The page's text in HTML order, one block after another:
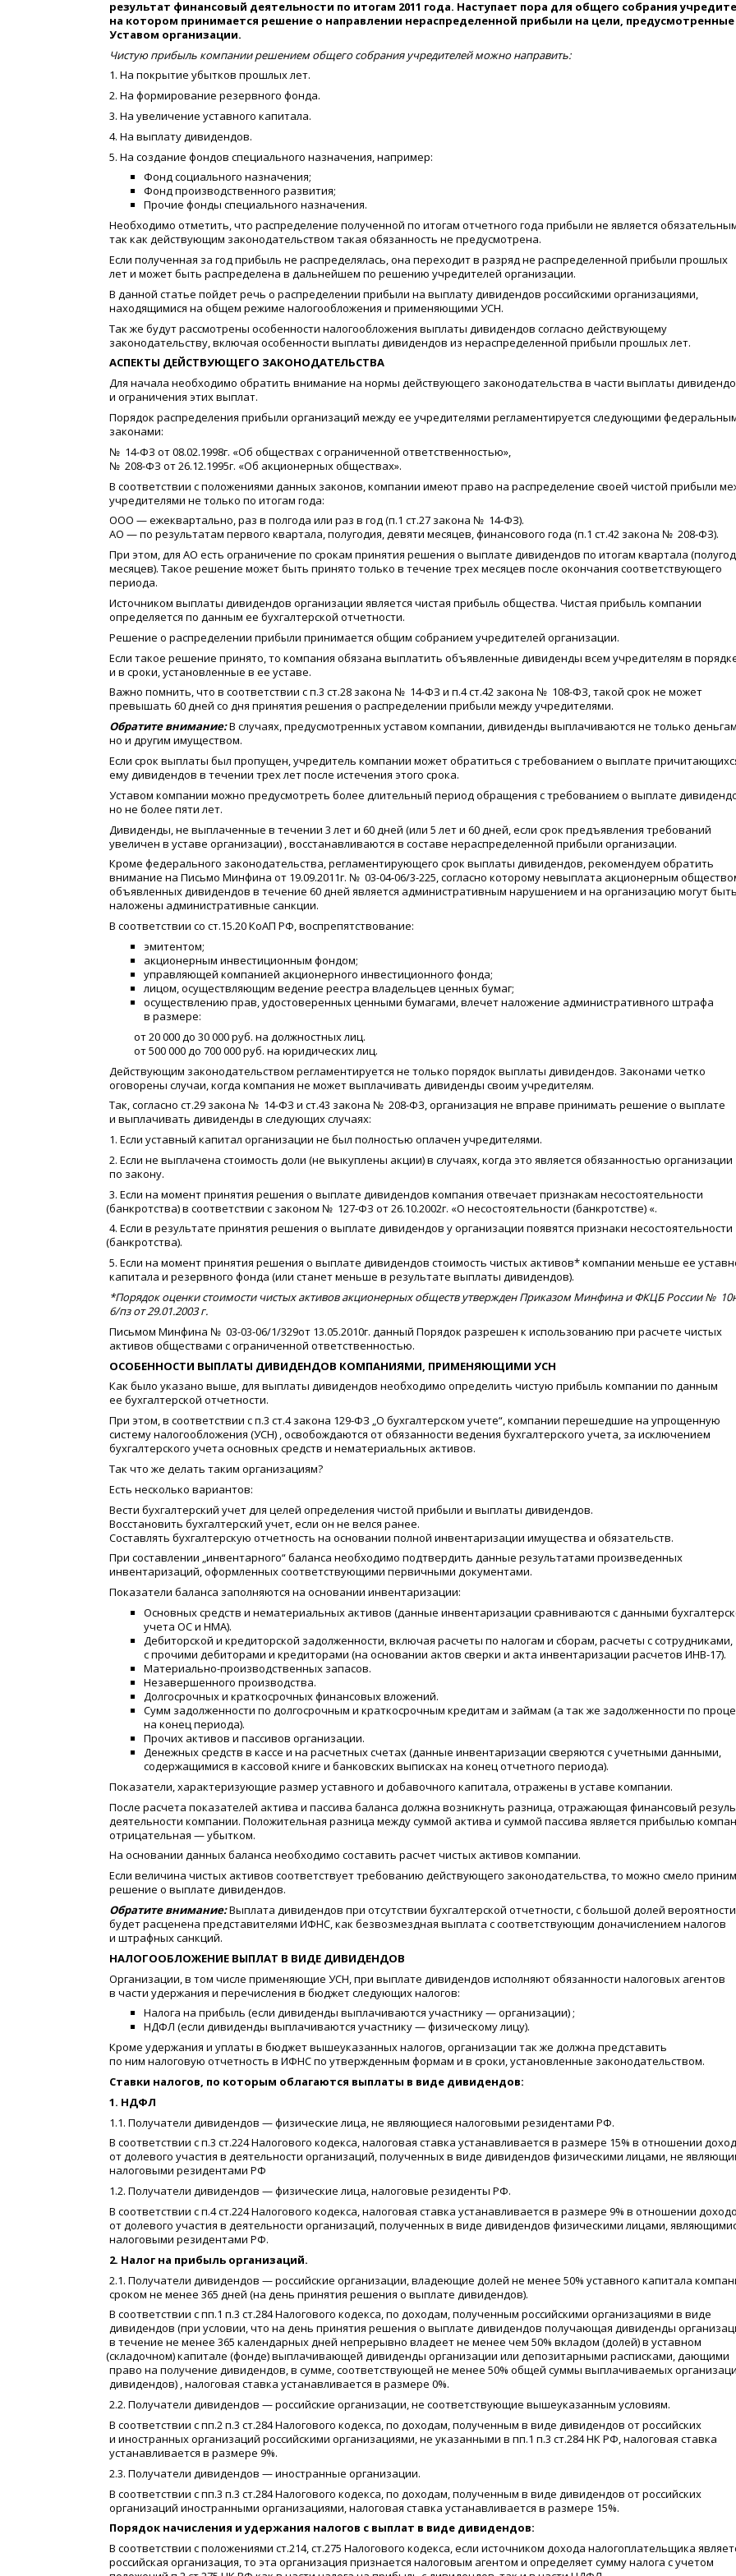
результат финансовый деятельности по итогам 2011 года. Наступает пора для общего собрания
на котором принимается решение о направлении нераспределенной прибыли на цели, предусмотренные
Уставом организации.
Чистую прибыль компании решением общего собрания учредителей можно направить:
1. На покрытие убытков прошлых лет.
2. На формирование резервного фонда.
3. На увеличение уставного капитала.
4. На выплату дивидендов.
5. На создание фондов специального назначения, например:
Фонд социального назначения;
Фонд производственного развития;
Прочие фонды специального назначения.
Необходимо отметить, что распределение полученной по итогам отчетного года прибыли не является
так как действующим законодательством такая обязанность не предусмотрена.
Если полученная за год прибыль не распределялась, она переходит в разряд не распределенной прибыли прошлых
лет и может быть распределена в дальнейшем по решению учредителей организации.
В данной статье пойдет речь о распределении прибыли на выплату дивидендов российскими организациями,
находящимися на общем режиме налогообложения и применяющими УСН.
Так же будут рассмотрены особенности налогообложения выплаты дивидендов согласно действующему
законодательству, включая особенности выплаты дивидендов из нераспределенной прибыли прошлых лет.
АСПЕКТЫ ДЕЙСТВУЮЩЕГО ЗАКОНОДАТЕЛЬСТВА
Для начала необходимо обратить внимание на нормы действующего законодательства в части выплаты
и ограничения этих выплат.
Порядок распределения прибыли организаций между ее учредителями регламентируется следующими
законами:
№ 14-ФЗ от 08.02.1998г. «Об обществах с ограниченной ответственностью»,
№ 208-ФЗ от 26.12.1995г. «Об акционерных обществах».
В соответствии с положениями данных законов, компании имеют право на распределение своей чистой прибыли
учредителями не только по итогам года:
ООО — ежеквартально, раз в полгода или раз в год(п.1 ст.27 закона № 14-ФЗ).
АО — по результатам первого квартала, полугодия, девяти месяцев, финансового года (п.1 ст.42 закона № 208-ФЗ).
При этом, для АО есть ограничение по срокам принятия решения о выплате дивидендов по итогам квартала (
месяцев). Такое решение может быть принято только в течение трех месяцев после окончания соответствующего
периода.
Источником выплаты дивидендов организации является чистая прибыль общества. Чистая прибыль компании
определяется по данным ее бухгалтерской отчетности.
Решение о распределении прибыли принимается общим собранием учредителей организации.
Если такое решение принято, то компания обязана выплатить объявленные дивиденды всем учредителям в
и в сроки, установленные в ее уставе.
Важно помнить, что в соответствии с п.3 ст.28 закона № 14-ФЗ и п.4 ст.42 закона № 108-ФЗ, такой срок не может
превышать 60 дней со дня принятия решения о распределении прибыли между учредителями.
Обратите внимание:В случаях, предусмотренных уставом компании, дивиденды выплачиваются не только
но и другим имуществом.
Если срок выплаты был пропущен, учредитель компании может обратиться с требованием о выплате
ему дивидендов в течении трех лет после истечения этого срока.
Уставом компании можно предусмотреть более длительный период обращения с требованием о выплате
но не более пяти лет.
Дивиденды, не выплаченные в течении 3 лет и 60 дней (или 5 лет и 60 дней, если срок предъявления требований
увеличен в уставе организации) , восстанавливаются в составе нераспределенной прибыли организации.
Кроме федерального законодательства, регламентирующего срок выплаты дивидендов, рекомендуем обратить
внимание на Письмо Минфина от 19.09.2011г. № 03-04-06/3-225, согласно которому невыплата акционерным
объявленных дивидендов в течение 60 дней является административным нарушением и на организацию могут быть
наложены административные санкции.
В соответствии со ст.15.20 КоАП РФ, воспрепятствование:
эмитентом;
акционерным инвестиционным фондом;
управляющей компанией акционерного инвестиционного фонда;
лицом, осуществляющим ведение реестра владельцев ценных бумаг;
осуществлению прав, удостоверенных ценными бумагами, влечет наложение административного штрафа
в размере:
от 20 000 до 30 000 руб. на должностных лиц.
от 500 000 до 700 000 руб. на юридических лиц.
Действующим законодательством регламентируется не только порядок выплаты дивидендов. Законами четко
оговорены случаи, когда компания не может выплачивать дивиденды своим учредителям.
Так, согласно ст.29 закона № 14-ФЗ и ст.43 закона № 208-ФЗ, организация не вправе принимать решение о выплате
и выплачивать дивиденды в следующих случаях:
1. Если уставный капитал организации не был полностью оплачен учредителями.
2. Если не выплачена стоимость доли (не выкуплены акции) в случаях, когда это является обязанностью организации
по закону.
3. Если на момент принятия решения о выплате дивидендов компания отвечает признакам несостоятельности
(банкротства) в соответствии с законом № 127-ФЗ от 26.10.2002г. «О несостоятельности (банкротстве) «.
4. Если в результате принятия решения о выплате дивидендов у организации появятся признаки несостоятельности
(банкротства).
5. Если на момент принятия решения о выплате дивидендов стоимость чистых активов* компании меньше ее
капитала и резервного фонда (или станет меньше в результате выплаты дивидендов).
*Порядок оценки стоимости чистых активов акционерных обществ утвержден Приказом Минфина и ФКЦБ России №
6/пз от 29.01.2003 г.
Письмом Минфина № 03-03-06/1/329от 13.05.2010г. данный Порядок разрешен к использованию при расчете чистых
активов обществами с ограниченной ответственностью.
ОСОБЕННОСТИ ВЫПЛАТЫ ДИВИДЕНДОВ КОМПАНИЯМИ, ПРИМЕНЯЮЩИМИ УСН
Как было указано выше, для выплаты дивидендов необходимо определить чистую прибыль компании по данным
ее бухгалтерской отчетности.
При этом, в соответствии с п.3 ст.4 закона 129-ФЗ „О бухгалтерском учете“, компании перешедшие на упрощенную
систему налогообложения (УСН) , освобождаются от обязанности ведения бухгалтерского учета, за исключением
бухгалтерского учета основных средств и нематериальных активов.
Так что же делать таким организациям?
Есть несколько вариантов:
Вести бухгалтерский учет для целей определения чистой прибыли и выплаты дивидендов.
Восстановить бухгалтерский учет, если он не велся ранее.
Составлять бухгалтерскую отчетность на основании полной инвентаризации имущества и обязательств.
При составлении „инвентарного“ баланса необходимо подтвердить данные результатами произведенных
инвентаризаций, оформленных соответствующими первичными документами.
Показатели баланса заполняются на основании инвентаризации:
Основных средств и нематериальных активов (данные инвентаризации сравниваются с данными
учета ОС и НМА).
Дебиторской и кредиторской задолженности, включая расчеты по налогам и сборам, расчеты с сотрудниками,
с прочими дебиторами и кредиторами (на основании актов сверки и акта инвентаризации расчетов ИНВ-17).
Материально-производственных запасов.
Незавершенного производства.
Долгосрочных и краткосрочных финансовых вложений.
Сумм задолженности по долгосрочным и краткосрочным кредитам и займам (а так же задолженности по
на конец периода).
Прочих активов и пассивов организации.
Денежных средств в кассе и на расчетных счетах(данные инвентаризации сверяются с учетными данными,
содержащимися в кассовой книге и банковских выписках на конец отчетного периода).
Показатели, характеризующие размер уставного и добавочного капитала, отражены в уставе компании.
После расчета показателей актива и пассива баланса должна возникнуть разница, отражающая финансовый
деятельности компании. Положительная разница между суммой актива и суммой пассива является прибылью
отрицательная — убытком.
На основании данных баланса необходимо составить расчет чистых активов компании.
Если величина чистых активов соответствует требованию действующего законодательства, то можно смело
решение о выплате дивидендов.
Обратите внимание:Выплата дивидендов при отсутствии бухгалтерской отчетности, с большой долей вероятности
будет расценена представителями ИФНС, как безвозмездная выплата с соответствующим доначислением налогов
и штрафных санкций.
НАЛОГООБЛОЖЕНИЕ ВЫПЛАТ В ВИДЕ ДИВИДЕНДОВ
Организации, в том числе применяющие УСН, при выплате дивидендов исполняют обязанности налоговых агентов
в части удержания и перечисления в бюджет следующих налогов:
Налога на прибыль (если дивиденды выплачиваются участнику — организации) ;
НДФЛ (если дивиденды выплачиваются участнику — физическому лицу).
Кроме удержания и уплаты в бюджет вышеуказанных налогов, организации так же должна представить
по ним налоговую отчетность в ИФНС по утвержденным формам и в сроки, установленные законодательством.
Ставки налогов, по которым облагаются выплаты в виде дивидендов:
1. НДФЛ
1.1. Получатели дивидендов — физические лица, не являющиеся налоговыми резидентами РФ.
В соответствии с п.3 ст.224 Налогового кодекса, налоговая ставка устанавливается в размере 15% в отношении
от долевого участия в деятельности организаций, полученных в виде дивидендов физическими лицами, не
налоговыми резидентами РФ
1.2. Получатели дивидендов — физические лица, налоговые резиденты РФ.
В соответствии с п.4 ст.224 Налогового кодекса, налоговая ставка устанавливается в размере 9% в отношении
от долевого участия в деятельности организаций, полученных в виде дивидендов физическими лицами,
налоговыми резидентами РФ.
2. Налог на прибыль организаций.
2.1. Получатели дивидендов — российские организации, владеющие долей не менее 50% уставного капитала
сроком не менее 365 дней (на день принятия решения о выплате дивидендов).
В соответствии с пп.1 п.3 ст.284 Налогового кодекса, по доходам, полученным российскими организациями в виде
дивидендов (при условии, что на день принятия решения о выплате дивидендов получающая дивиденды
в течение не менее 365 календарных дней непрерывно владеет не менее чем 50% вкладом (долей) в уставном
(складочном) капитале (фонде) выплачивающей дивиденды организации или депозитарными расписками, дающими
право на получение дивидендов, в сумме, соответствующей не менее 50% общей суммы выплачиваемых
дивидендов) , налоговая ставка устанавливается в размере 0%.
2.2. Получатели дивидендов — российские организации, не соответствующие вышеуказанным условиям.
В соответствии с пп.2 п.3 ст.284 Налогового кодекса, по доходам, полученным в виде дивидендов от российских
и иностранных организаций российскими организациями, не указанными в пп.1 п.3 ст.284 НК РФ, налоговая ставка
устанавливается в размере 9%.
2.3. Получатели дивидендов — иностранные организации.
В соответствии с пп.3 п.3 ст.284 Налогового кодекса, по доходам, полученным в виде дивидендов от российских
организаций иностранными организациями, налоговая ставка устанавливается в размере 15%.
Порядок начисления и удержания налогов с выплат в виде дивидендов:
В соответствии с положениями ст.214, ст.275 Налогового кодекса, если источником дохода налогоплательщика
российская организация, то эта организация признается налоговым агентом и определяет сумму налога с учетом